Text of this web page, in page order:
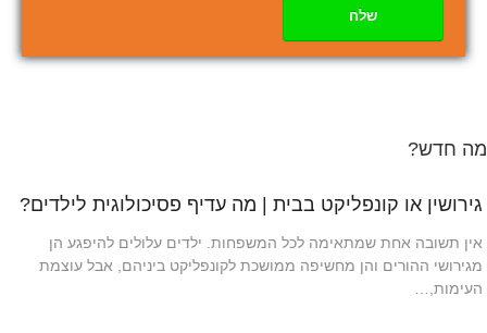
שלח
מה חדש?
גירושין או קונפליקט בבית | מה עדיף פסיכולוגית לילדים?
אין תשובה אחת שמתאימה לכל המשפחות. ילדים עלולים להיפגע הן
מגירושי ההורים והן מחשיפה ממושכת לקונפליקט ביניהם, אבל עוצמת
העימות,…